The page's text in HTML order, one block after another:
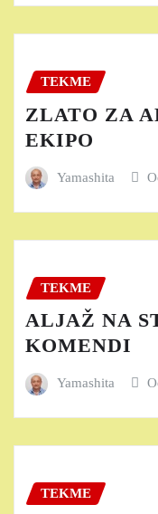
TEKME
ZLATO ZA
EKIPO
Yamashita
TEKME
ALJAŽ NA
KOMENDI
Yamashita
TEKME